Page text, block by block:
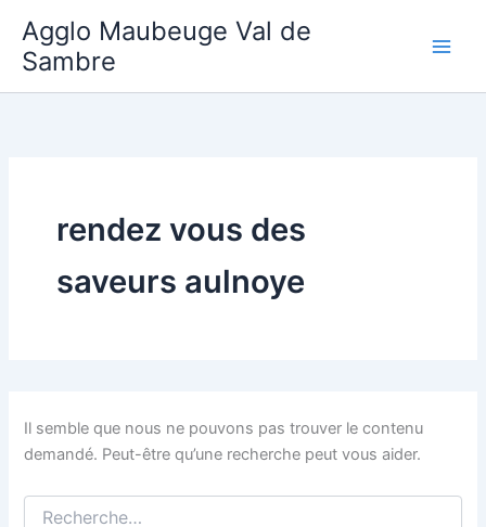
contenu
Agglo Maubeuge Val de
Sambre
rendez vous des
saveurs aulnoye
Il semble que nous ne pouvons pas trouver le contenu
demandé. Peut-être qu’une recherche peut vous aider.
Rechercher :